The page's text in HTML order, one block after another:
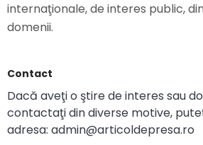
internaţionale, de interes public,
domenii.
Contact
Dacă aveţi o ştire de interes sau
contactaţi din diverse motive,
adresa: admin@articoldepresa.ro